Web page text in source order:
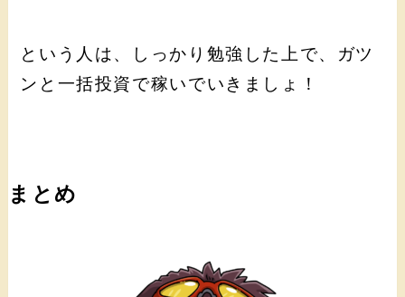
という人は、しっかり勉強した上で、ガツ
ンと一括投資で稼いでいきましょ！
まとめ